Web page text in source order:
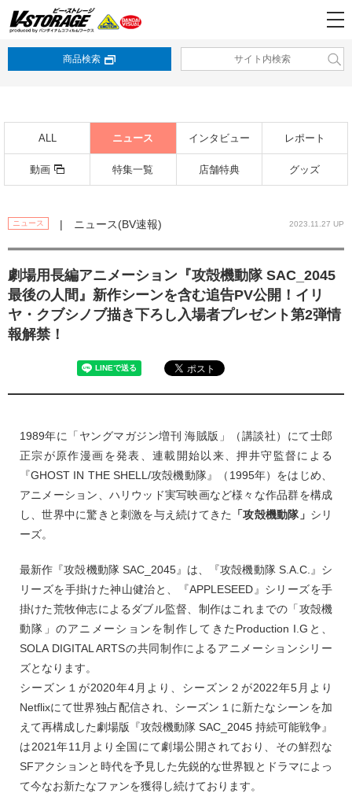
商品検索
ALL ニュース インタビュー レポート
動画 特集一覧 店舗特典 グッズ
ニュース | ニュース(BV速報) 2023.11.27 UP
劇場用長編アニメーション『攻殻機動隊 SAC_2045
最後の人間』新作シーンを含む追告PV公開！イリ
ヤ・クブシノブ描き下ろし入場者プレゼント第2弾情
報解禁！
1989年に「ヤングマガジン増刊 海賊版」（講談社）にて士郎
正宗が原作漫画を発表、連載開始以来、押井守監督による
『GHOST IN THE SHELL/攻殻機動隊』（1995年）をはじめ、
アニメーション、ハリウッド実写映画など様々な作品群を構成
し、世界中に驚きと刺激を与え続けてきた
「攻殻機動隊」 シリ
ーズ。
最新作『攻殻機動隊 SAC_2045』は、『攻殻機動隊 S.A.C.』シ
リーズを手掛けた神山健治と、『APPLESEED』シリーズを手
掛けた荒牧伸志によるダブル監督、制作はこれまでの「攻殻機
動隊」のアニメーションを制作してきたProduction I.Gと、
SOLA DIGITAL ARTSの共同制作によるアニメーションシリー
ズとなります。
シーズン１が2020年4月より、シーズン２が2022年5月より
Netflixにて世界独占配信され、シーズン１に新たなシーンを加
えて再構成した劇場版『攻殻機動隊 SAC_2045 持続可能戦争』
は2021年11月より全国にて劇場公開されており、その鮮烈な
SFアクションと時代を予見した先鋭的な世界観とドラマによっ
て今なお新たなファンを獲得し続けております。